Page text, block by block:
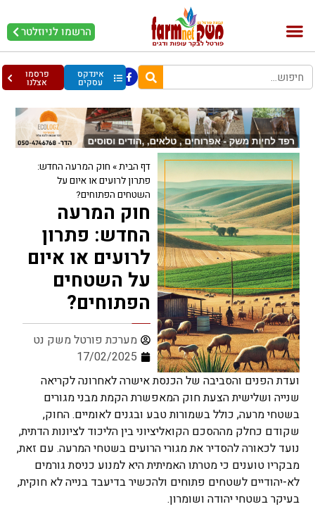
הרשמו לניוזלטר
אינדקס
עסקים
פרסמו
אצלנו
דף הבית» חוק המרעה החדש:
פתרון לרועים או איום על
השטחים הפתוחים?
חוק המרעה
החדש: פתרון
לרועים או איום
על השטחים
הפתוחים?
מערכת פורטל משק נט
17/02/2025
ועדת הפנים והסביבה של הכנסת אישרה לאחרונה לקריאה
שנייה ושלישית הצעת חוק המאפשרת הקמת מבני מגורים
בשטחי מרעה, כולל בשמורות טבע ובגנים לאומיים. החוק,
שקודם כחלק מההסכם הקואליציוני בין הליכוד לציונות הדתית,
נועד לכאורה להסדיר את מגורי הרועים בשטחי המרעה. עם זאת,
מבקריו טוענים כי מטרתו האמיתית היא למנוע כניסת גורמים
לא-יהודיים לשטחים פתוחים ולהכשיר בדיעבד בנייה לא חוקית,
בעיקר בשטחי יהודה ושומרון.